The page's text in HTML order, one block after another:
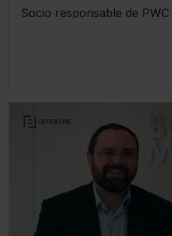
Socio responsable de